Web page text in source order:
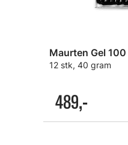
12 stk, 40 gram
489,-